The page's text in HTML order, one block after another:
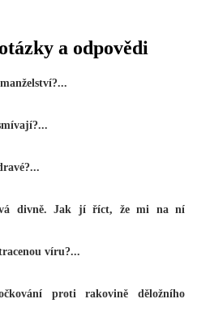
a odpovědi
divně. Jak jí říct, že mi na ní
víru?...
proti rakovině děložního